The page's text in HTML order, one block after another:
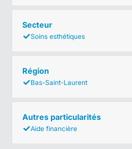
Secteur
Soins esthétiques
Région
Bas-Saint-Laurent
Autres particularités
Aide financière